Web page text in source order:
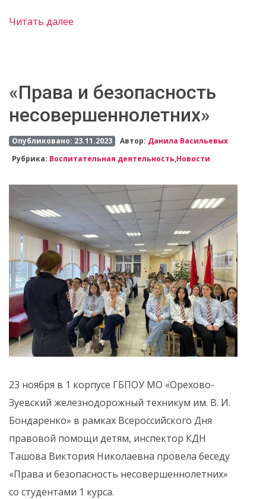
Читать далее
«Права и безопасность
несовершеннолетних»
Опубликовано: 23.11.2023 Автор: Данила Васильевых
Рубрика: Воспитательная деятельность,Новости
23 ноября в 1 корпусе ГБПОУ МО «Орехово-
Зуевский железнодорожный техникум им. В. И.
Бондаренко» в рамках Всероссийского Дня
правовой помощи детям, инспектор КДН
Ташова Виктория Николаевна провела беседу
«Права и безопасность несовершеннолетних»
со студентами 1 курса.